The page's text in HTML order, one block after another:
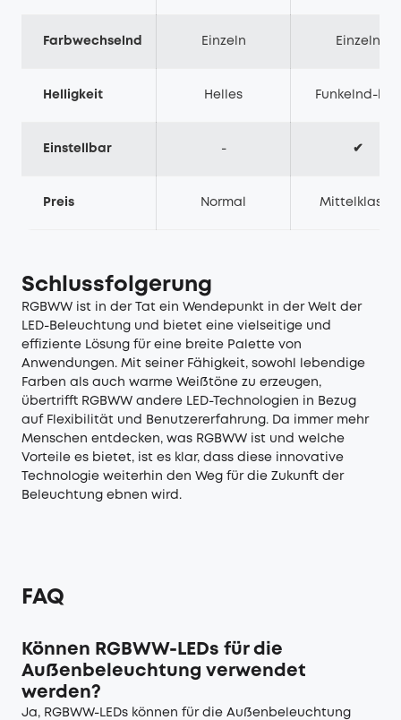
Farbwechselnd Einzeln Einzeln
Helligkeit Helles Funkelnd-hell
Einstellbar - ✔
Preis Normal Mittelklasse
Schlussfolgerung
RGBWW ist in der Tat ein Wendepunkt in der Welt der
LED-Beleuchtung und bietet eine vielseitige und
effiziente Lösung für eine breite Palette von
Anwendungen. Mit seiner Fähigkeit, sowohl lebendige
Farben als auch warme Weißtöne zu erzeugen,
übertrifft RGBWW andere LED-Technologien in Bezug
auf Flexibilität und Benutzererfahrung. Da immer mehr
Menschen entdecken, was RGBWW ist und welche
Vorteile es bietet, ist es klar, dass diese innovative
Technologie weiterhin den Weg für die Zukunft der
Beleuchtung ebnen wird.
FAQ
Können RGBWW-LEDs für die
Außenbeleuchtung verwendet
werden?
Ja, RGBWW-LEDs können für die Außenbeleuchtung